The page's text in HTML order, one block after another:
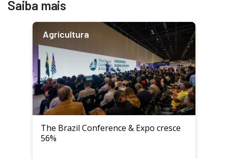
Saiba mais
Agricultura
The Brazil Conference & Expo cresce
56%